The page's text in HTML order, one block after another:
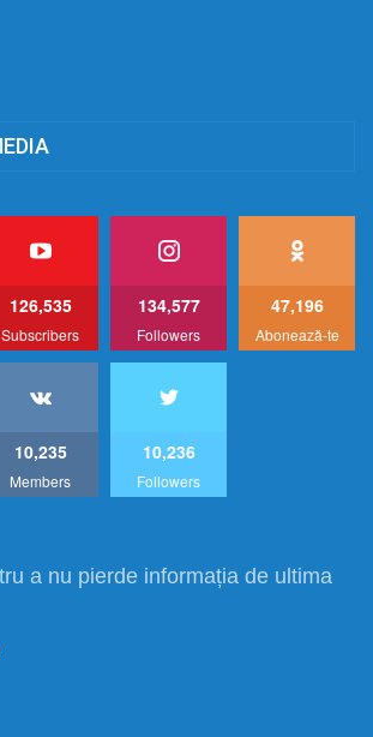
126,535
Subscribers
134,577
Followers
47,196
Abonează-te
10,235
Members
10,236
Followers
a nu pierde informația de ultima